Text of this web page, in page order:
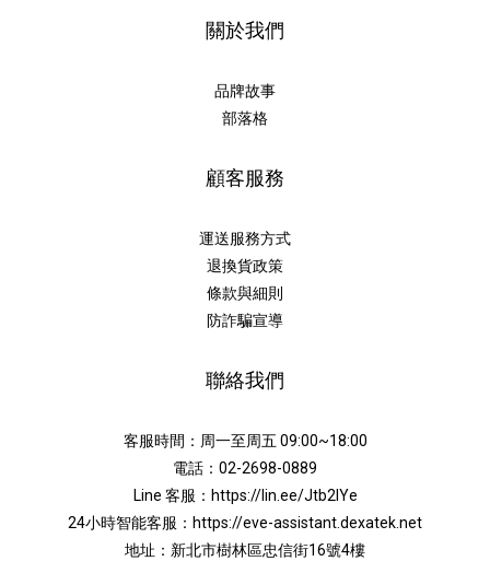
關於我們
品牌故事
部落格
顧客服務
運送服務方式
退換貨政策
條款與細則
防詐騙宣導
聯絡我們
客服時間：周一至周五 09:00~18:00
電話：02-2698-0889
Line 客服： https://lin.ee/Jtb2lYe
24小時智能客服： https://eve-assistant.dexatek.net
地址：新北市樹林區忠信街16號4樓